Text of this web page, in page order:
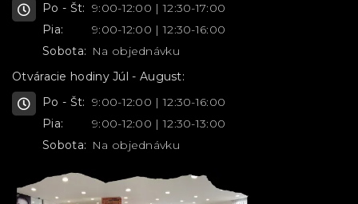
Po - Št: 9:00-12:00 | 12:30-17:00
Pia:
9:00-12:00 | 12:30-16:00
Sobota: Na objednávku
Otváracie hodiny Júl - August:
Po - Št: 9:00-12:00 | 12:30-16:00
Pia:
9:00-12:00 | 12:30-13:00
Sobota: Na objednávku